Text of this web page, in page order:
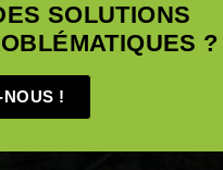
SOLUTIONS
?
NOUS !